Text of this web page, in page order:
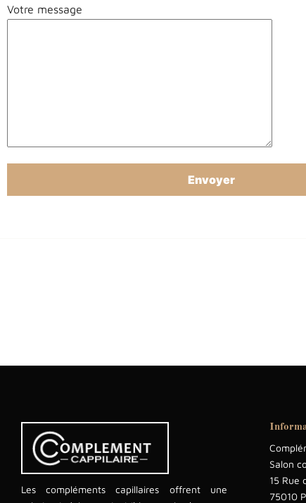
Votre message
Les compléments capillaires offrent une
Salon
15 Rue
75010